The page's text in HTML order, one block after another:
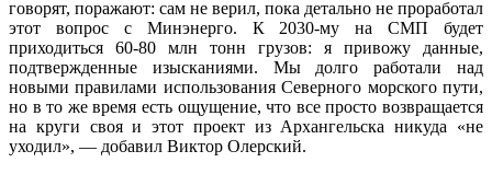
говорят, поражают: сам не верил, пока детально не проработал
этот вопрос с Минэнерго. К 2030-му на СМП будет
приходиться 60-80 млн тонн грузов: я привожу данные,
подтвержденные изысканиями. Мы долго работали над
новыми правилами использования Северного морского пути,
но в то же время есть ощущение, что все просто возвращается
на круги своя и этот проект из Архангельска никуда «не
уходил», — добавил Виктор Олерский.